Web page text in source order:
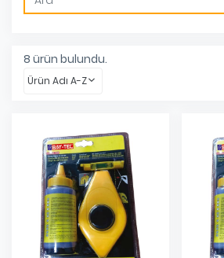
8 ürün bulundu.
Ürün Adı A-Z